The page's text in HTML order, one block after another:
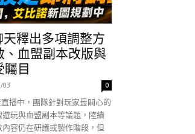
天釋出多項調整方
、血盟副本改版與
目
03 0
播中，團隊針對玩家最關心的
玩與血盟副本等議題，陸續
容仍在研議或製作階段，但